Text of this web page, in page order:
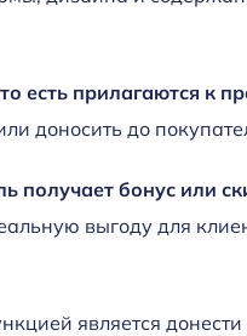
есть прилагаются к
доносить до
получает бонус или
выгоду для
является